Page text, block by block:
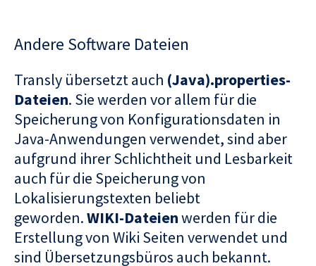
Andere Software Dateien
Transly übersetzt auch (Java).properties-
Dateien. Sie werden vor allem für die
Speicherung von Konfigurationsdaten in
Java-Anwendungen verwendet, sind aber
aufgrund ihrer Schlichtheit und Lesbarkeit
auch für die Speicherung von
Lokalisierungstexten beliebt
geworden.WIKI-Dateienwerden für die
Erstellung von Wiki Seiten verwendet und
sind Übersetzungsbüros auch bekannt.